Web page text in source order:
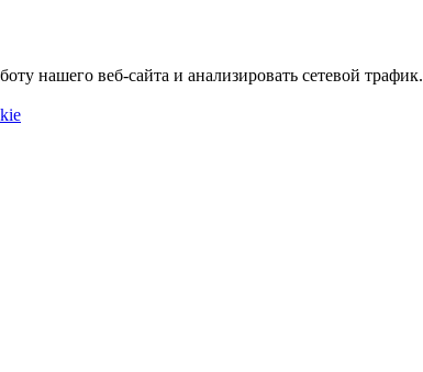
нашего веб-сайта и анализировать сетевой трафик.